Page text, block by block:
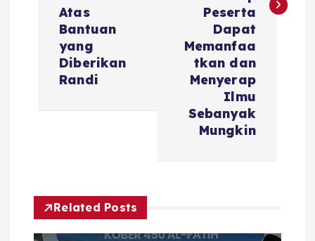
s
Atas
Bantuan
yang
Diberikan
Randi
Peserta
Dapat
Memanfaa
tkan dan
Menyerap
Ilmu
Sebanyak
Mungkin
Related Posts